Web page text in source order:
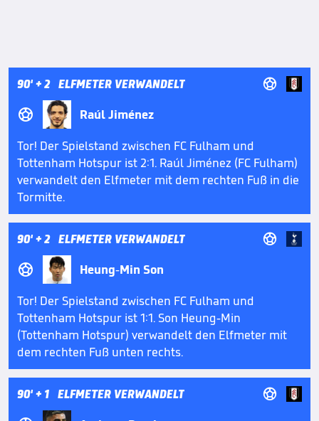
90'+ 2 ELFMETER VERWANDELT 

Raúl Jiménez
Tor! Der Spielstand zwischen FC Fulham und
Tottenham Hotspur ist 2:1. Raúl Jiménez (FC Fulham)
verwandelt den Elfmeter mit dem rechten Fuß in die
Tormitte.
90'+ 2 ELFMETER VERWANDELT 

Heung-Min Son
Tor! Der Spielstand zwischen FC Fulham und
Tottenham Hotspur ist 1:1. Son Heung-Min
(Tottenham Hotspur) verwandelt den Elfmeter mit
dem rechten Fuß unten rechts.
90'+ 1 ELFMETER VERWANDELT 